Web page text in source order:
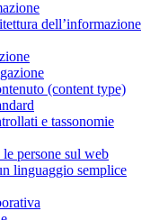
dell’informazione
(content type)
e tassonomie
persone sul web
linguaggio semplice